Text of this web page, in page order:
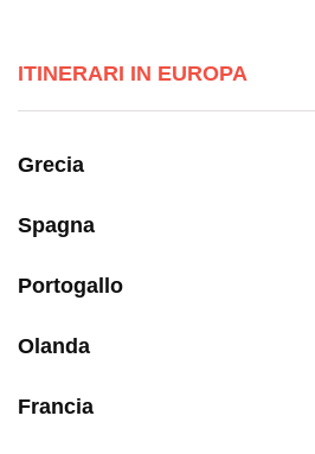
ITINERARI IN EUROPA
Grecia
Spagna
Portogallo
Olanda
Francia